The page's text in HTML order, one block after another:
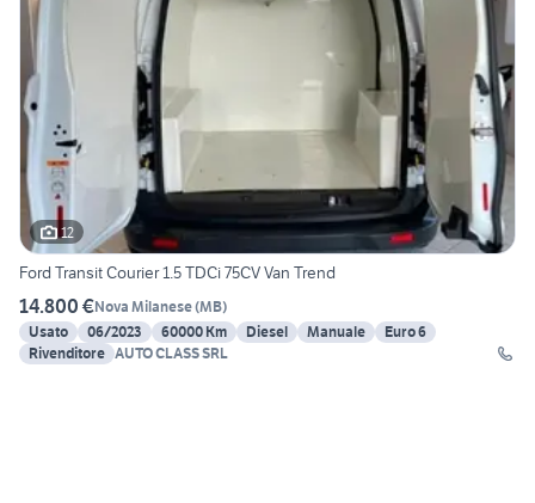
12
Ford Transit Courier 1.5 TDCi 75CV Van Trend
14.800 €Nova Milanese(MB)
Usato
06/2023 60000 Km Diesel Manuale
Euro 6
Rivenditore AUTO CLASS SRL